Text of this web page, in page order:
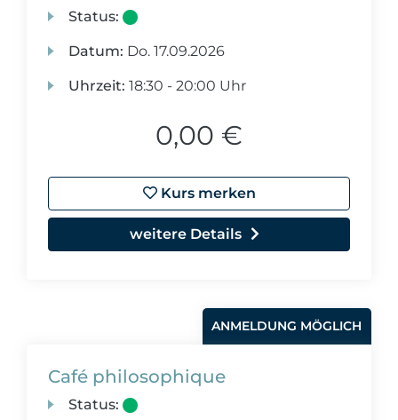
Status:
Datum: Do. 17.09.2026
Uhrzeit: 18:30 - 20:00 Uhr
0,00 €
Kurs merken
weitere Details
ANMELDUNG MÖGLICH
Café philosophique
Status: